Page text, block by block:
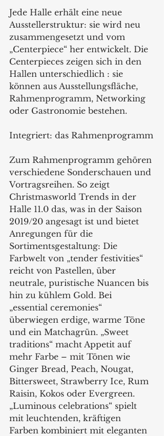
Jede Halle erhält eine neue
Ausstellerstruktur: sie wird neu
zusammengesetzt und vom
„Centerpiece“ her entwickelt. Die
Centerpieces zeigen sich in den
Hallen unterschiedlich : sie
können aus Ausstellungsfläche,
Rahmenprogramm, Networking
oder Gastronomie bestehen.
Integriert: das Rahmenprogramm
Zum Rahmenprogramm gehören
verschiedene Sonderschauen und
Vortragsreihen. So zeigt
Christmasworld Trends in der
Halle 11.0 das, was in der Saison
2019/20 angesagt ist und bietet
Anregungen für die
Sortimentsgestaltung: Die
Farbwelt von „tender festivities“
reicht von Pastellen, über
neutrale, puristische Nuancen bis
hin zu kühlem Gold. Bei
„essential ceremonies“
überwiegen erdige, warme Töne
und ein Matchagrün. „Sweet
traditions“ macht Appetit auf
mehr Farbe – mit Tönen wie
Ginger Bread, Peach, Nougat,
Bittersweet, Strawberry Ice, Rum
Raisin, Kokos oder Evergreen.
„Luminous celebrations“ spielt
mit leuchtenden, kräftigen
Farben kombiniert mit eleganten